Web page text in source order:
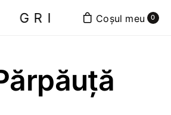
GRI 0